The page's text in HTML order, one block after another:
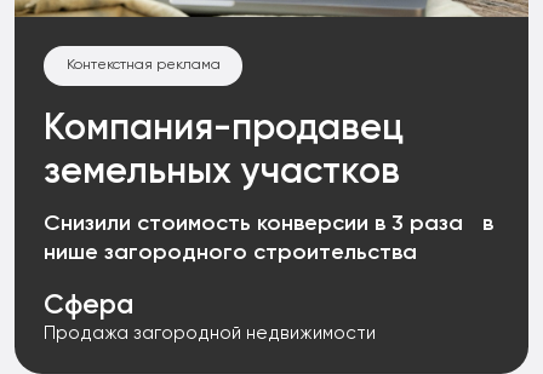
Контекстная реклама
Компания-продавец
земельных участков
Снизили стоимость конверсии в 3 раза в
нише загородного строительства
Сфера
Продажа загородной недвижимости